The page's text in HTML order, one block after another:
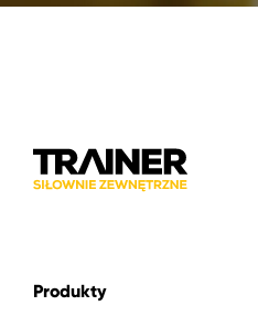
Produkty